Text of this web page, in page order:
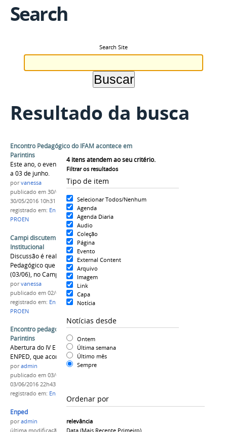
Search
Search Site
Resultado da busca
4itens atendem ao seu critério.
Filtrar os resultados
Tipo de item
Selecionar Todos/Nenhum
Agenda
Agenda Diaria
Audio
Coleção
Página
Evento
External Content
Arquivo
Imagem
Link
Capa
Notícia
Notícias desde
Ontem
Última semana
Último mês
Sempre
Ordenar por
relevância
Data (mais Recente Primeiro)
Encontro Pedagógico do IFAM acontece em
Parintins
Este ano, o evento ocorrerá nos dias 30 de maio
a 03 de junho.
porvanessa
publicado em 30/05/2016
30/05/2016 10h31
registrado em: Enped 2016,Campus Parintins
PROEN
Campi discutem Projeto Político Pedagógico
Institucional
Discussão é realizada durante o IV Encontro
Pedagógico que ocorre até esta sexta-feira
(03/06), no Campus Parintins.
porvanessa
publicado em 02/06/2016
registrado em: Enped 2016,Campus Parintins
PROEN
Encontro pedagogico do ifam acontece em
Parintins
Abertura do IV Encontro Pedagógico do IFAM -
ENPED, que acontece no Campus Parintins.
poradmin
publicado em 03/06/2016
03/06/2016 22h43
registrado em: Enped 2016
Enped
poradmin
última modificação
em 03/06/2016 22h43